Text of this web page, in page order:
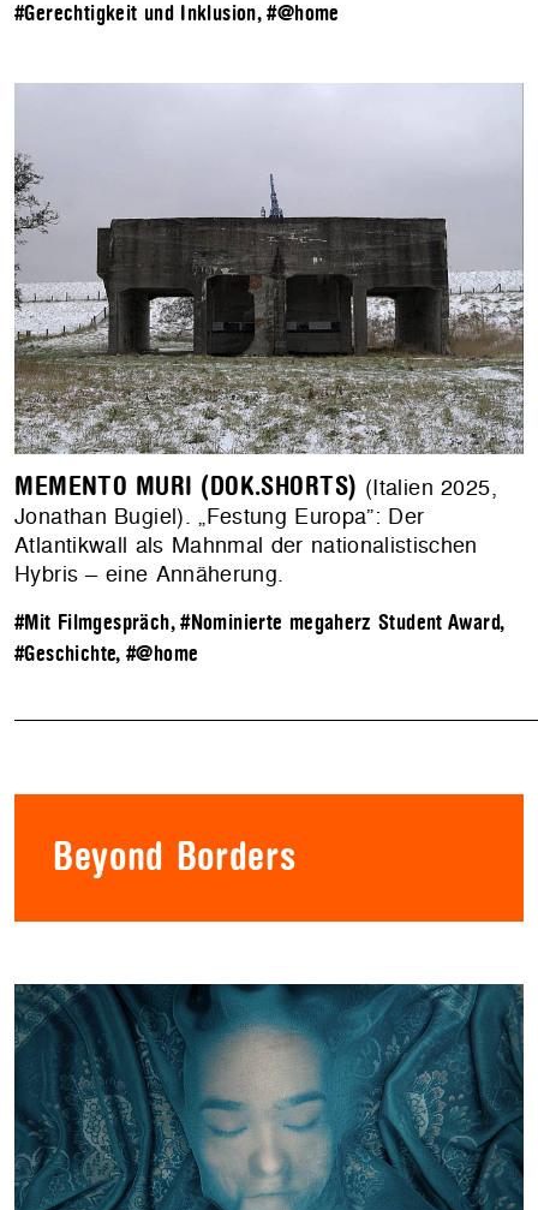
#Gerechtigkeit und Inklusion,#@home
MEMENTO MURI (DOK.SHORTS) (Italien 2025,
Jonathan Bugiel). „Festung Europa”: Der
Atlantikwall als Mahnmal der nationalistischen
Hybris – eine Annäherung.
#Mit Filmgespräch,#Nominierte megaherz Student Award,
#Geschichte,#@home
Beyond Borders